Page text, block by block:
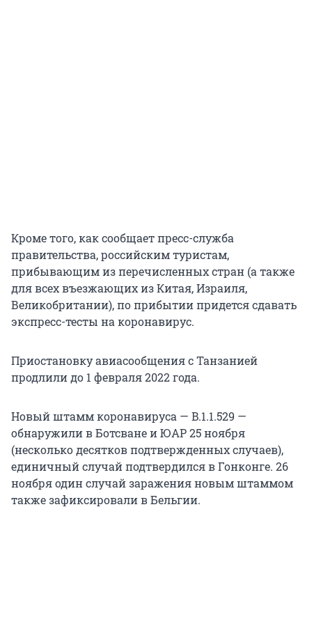
Кроме того, как сообщает пресс-служба
правительства, российским туристам,
прибывающим из перечисленных стран (а также
для всех въезжающих из Китая, Израиля,
Великобритании), по прибытии придется сдавать
экспресс-тесты на коронавирус.
Приостановку авиасообщения с Танзанией
продлили до 1 февраля 2022 года.
Новый штамм коронавируса — B.1.1.529 —
обнаружили в Ботсване и ЮАР 25 ноября
(несколько десятков подтвержденных случаев),
единичный случай подтвердился в Гонконге. 26
ноября один случай заражения новым штаммом
также зафиксировали в Бельгии.